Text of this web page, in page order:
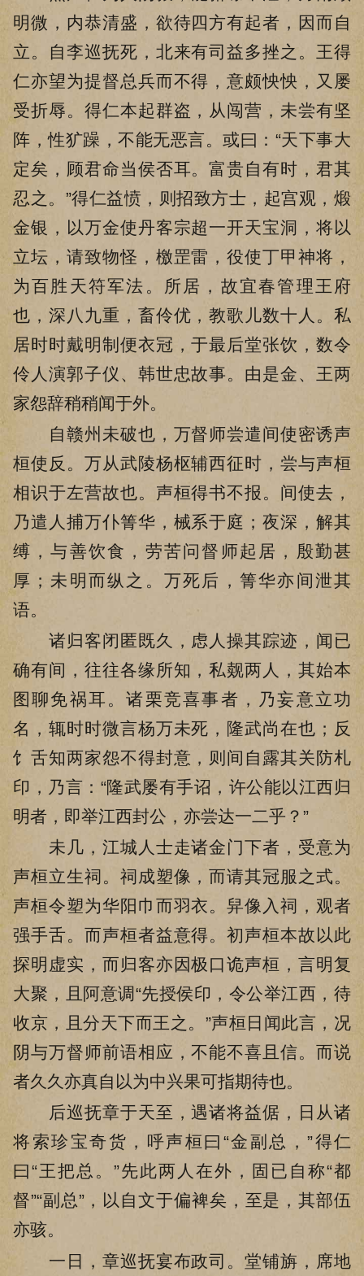
明微，内恭清盛，欲待四方有起者，因而自
立。自李巡抚死，北来有司益多挫之。王得
仁亦望为提督总兵而不得，意颇怏怏，又屡
受折辱。得仁本起群盗，从闯营，未尝有坚
阵，性犷躁，不能无恶言。或曰：“天下事大
定矣，顾君命当侯否耳。富贵自有时，君其
忍之。”得仁益愤，则招致方士，起宫观，煅
金银，以万金使丹客宗超一开天宝洞，将以
立坛，请致物怪，檄罡雷，役使丁甲神将，
为百胜天符军法。所居，故宜春管理王府
也，深八九重，畜伶优，教歌儿数十人。私
居时时戴明制便衣冠，于最后堂张饮，数令
伶人演郭子仪、韩世忠故事。由是金、王两
家怨辞稍稍闻于外。
自赣州未破也，万督师尝遣间使密诱声
桓使反。万从武陵杨枢辅西征时，尝与声桓
相识于左营故也。声桓得书不报。间使去，
乃遣人捕万仆箐华，械系于庭；夜深，解其
缚，与善饮食，劳苦问督师起居，殷勤甚
厚；未明而纵之。万死后，箐华亦间泄其
语。
诸归客闭匿既久，虑人操其踪迹，闻已
确有间，往往各缘所知，私觌两人，其始本
图聊免祸耳。诸栗竞喜事者，乃妄意立功
名，辄时时微言杨万未死，隆武尚在也；反
饣舌知两家怨不得封意，则间自露其关防札
印，乃言：“隆武屡有手诏，许公能以江西归
明者，即举江西封公，亦尝达一二乎？”
未几，江城人士走诸金门下者，受意为
声桓立生祠。祠成塑像，而请其冠服之式。
声桓令塑为华阳巾而羽衣。舁像入祠，观者
强手舌。而声桓者益意得。初声桓本故以此
探明虚实，而归客亦因极口诡声桓，言明复
大聚，且阿意调“先授侯印，令公举江西，待
收京，且分天下而王之。”声桓日闻此言，况
阴与万督师前语相应，不能不喜且信。而说
者久久亦真自以为中兴果可指期待也。
后巡抚章于天至，遇诸将益倨，日从诸
将索珍宝奇货，呼声桓曰“金副总，”得仁
曰“王把总。”先此两人在外，固已自称“都
督”“副总”，以自文于偏裨矣，至是，其部伍
亦骇。
一日，章巡抚宴布政司。堂铺旃，席地